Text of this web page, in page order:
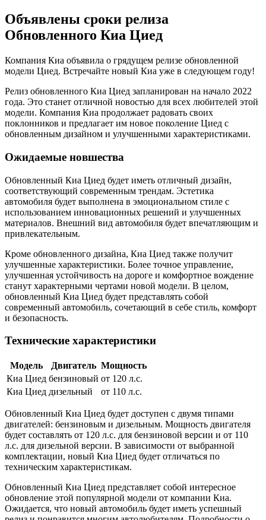
Объявлены сроки релиза
Обновленного Киа Циед
Компания Киа объявила о грядущем релизе обновленной
модели Циед. Встречайте новый Киа уже в следующем году!
Релиз обновленного Киа Циед запланирован на начало 2022
года. Это станет отличной новостью для всех любителей этой
модели. Компания Киа продолжает радовать своих
поклонников и предлагает им новое поколение Циед с
обновленным дизайном и улучшенными характеристиками.
Ожидаемые новшества
Обновленный Киа Циед будет иметь отличный дизайн,
соответствующий современным трендам. Эстетика
автомобиля будет выполнена в эмоциональном стиле с
использованием инновационных решений и улучшенных
материалов. Внешний вид автомобиля будет впечатляющим и
привлекательным.
Кроме обновленного дизайна, Киа Циед также получит
улучшенные характеристики. Более точное управление,
улучшенная устойчивость на дороге и комфортное вождение
станут характерными чертами новой модели. В целом,
обновленный Киа Циед будет представлять собой
современный автомобиль, сочетающий в себе стиль, комфорт
и безопасность.
Технические характеристики
Модель Двигатель Мощность
Киа Циед бензиновый от 120 л.с.
Киа Циед дизельный от 110 л.с.
Обновленный Киа Циед будет доступен с двумя типами
двигателей: бензиновым и дизельным. Мощность двигателя
будет составлять от 120 л.с. для бензиновой версии и от 110
л.с. для дизельной версии. В зависимости от выбранной
комплектации, новый Киа Циед будет отличаться по
техническим характеристикам.
Обновленный Киа Циед представляет собой интересное
обновление этой популярной модели от компании Киа.
Ожидается, что новый автомобиль будет иметь успешный